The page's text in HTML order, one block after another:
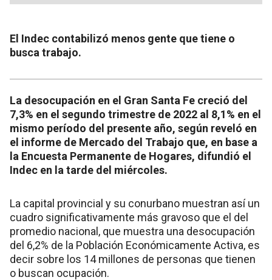
El Indec contabilizó menos gente que tiene o
busca trabajo.
La desocupación en el Gran Santa Fe creció del
7,3% en el segundo trimestre de 2022 al 8,1% en el
mismo período del presente año, según reveló en
el informe de Mercado del Trabajo que, en base a
la Encuesta Permanente de Hogares, difundió el
Indec en la tarde del miércoles.
La capital provincial y su conurbano muestran así un
cuadro significativamente más gravoso que el del
promedio nacional, que muestra una desocupación
del 6,2% de la Población Económicamente Activa, es
decir sobre los 14 millones de personas que tienen
o buscan ocupación.